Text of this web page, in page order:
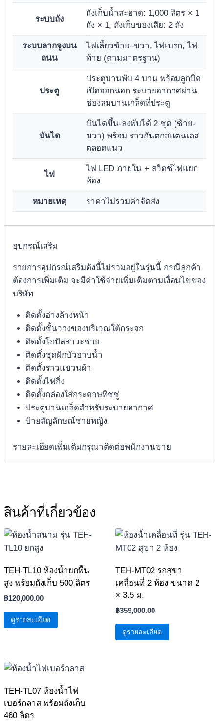
ระบบถัง
ถังเก็บน้ำสะอาด: 1,000 ลิตร × 1
ถัง × 1, ถังเก็บของเสีย: 2 ถัง
ระบบลากจูงบน
ถนน
ไฟเลี้ยวซ้าย–ขวา, ไฟเบรก, ไฟ
ท้าย (ตามมาตรฐาน)
ประตู
ประตูบานพับ 4 บาน พร้อมลูกบิด
เปิดออกนอก ระบายอากาศผ่าน
ช่องลมบานเกล็ดที่ประตู
บันได
บันไดขึ้น-ลงพับได้ 2 ชุด (ซ้าย-
ขวา) พร้อม ราวกันตกสแตนเลส
ตลอดแนว
ไฟ
ไฟ LED ภายใน + สวิตช์ไฟแยก
ห้อง
หมายเหตุ ราคาไม่รวมค่าจัดส่ง
อุปกรณ์เสริม
รายการอุปกรณ์เสริมดังนี้ไม่รวมอยู่ในรุ่นนี้ กรณีลูกค้า
ต้องการเพิ่มเติม จะมีค่าใช้จ่ายเพิ่มเติมตามเงื่อนไขของ
บริษัท
ติดตั้งอ่างล้างหน้า
ติดตั้งชั้นวางของบริเวณใต้กระจก
ติดตั้งโถปัสสาวะชาย
ติดตั้งชุดฝักบัวอาบน้ำ
ติดตั้งราวแขวนผ้า
ติดตั้งไฟกิ่ง
ติดตั้งกล่องใส่กระดาษทิชชู่
ประตูบานเกล็ดสำหรับระบายอากาศ
ป้ายสัญลักษณ์ชายหญิง
รายละเอียดเพิ่มเติมกรุณาติดต่อพนักงานขาย
สินค้าที่เกี่ยวข้อง
TEH-TL10 ห้องน้ำยกพื้น
สูง พร้อมถังเก็บ 500 ลิตร
฿120,000.00
ดูรายละเอียด
TEH-MT02 รถสุขา
เคลื่อนที่ 2 ห้อง ขนาด 2
× 3.5 ม.
฿359,000.00
ดูรายละเอียด
TEH-TL07 ห้องน้ำไฟ
เบอร์กลาส พร้อมถังเก็บ
460 ลิตร